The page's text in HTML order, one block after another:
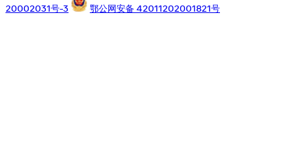
20002031号-3
鄂公网安备 42011202001821号